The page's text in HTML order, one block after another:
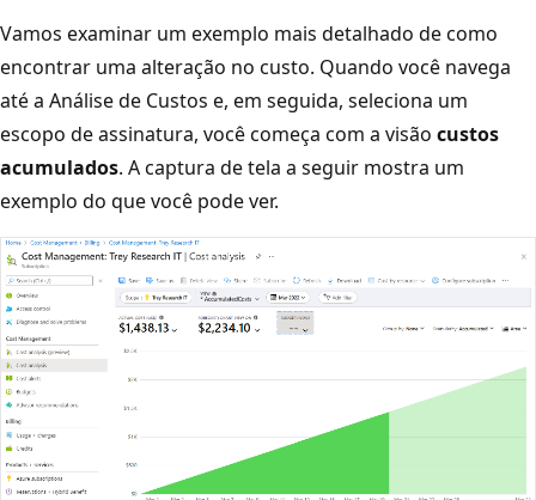
Vamos examinar um exemplo mais detalhado de como
encontrar uma alteração no custo. Quando você navega
até a Análise de Custos e, em seguida, seleciona um
escopo de assinatura, você começa com a visão custos
acumulados. A captura de tela a seguir mostra um
exemplo do que você pode ver.